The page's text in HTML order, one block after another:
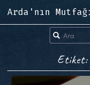
Arda'nın
Etiket: